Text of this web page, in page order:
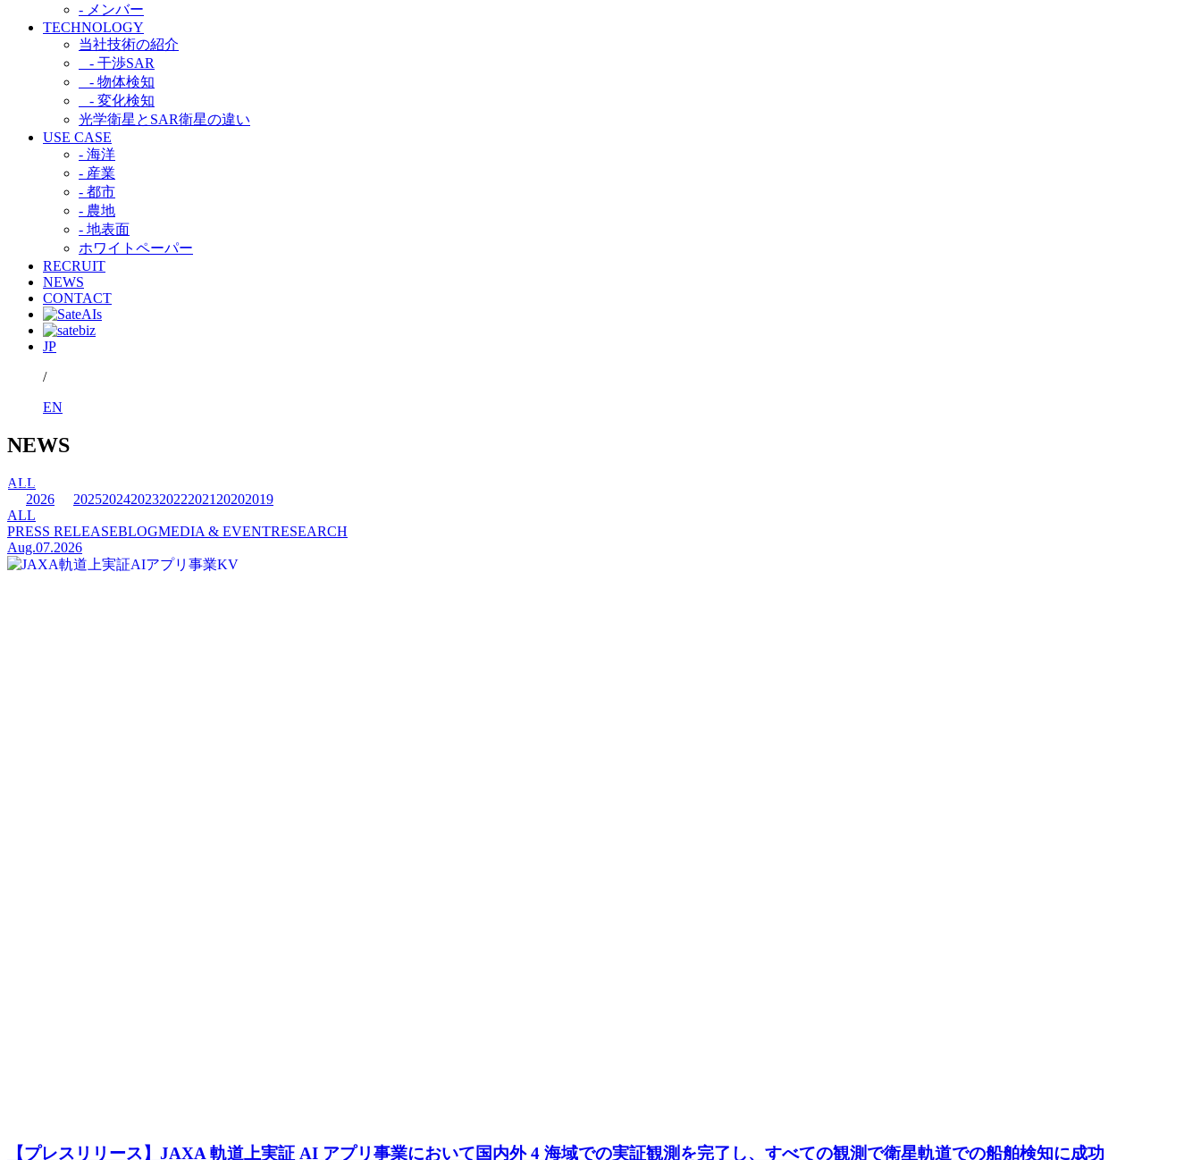
- メンバー
TECHNOLOGY
当社技術の紹介​
- 干渉SAR​
- 物体検知​
- 変化検知​
光学衛星とSAR衛星の違い​
USE CASE
- 海洋
- 産業
- 都市​
- 農地
- 地表面
ホワイトペーパー
RECRUIT
NEWS
CONTACT
JP
/
EN
NEWS
ALL
2026
20252024202320222021 20202019
ALL
PRESS RELEASEBLOGMEDIA & EVENTRESEARCH
Aug.07.2026
【プレスリリース】JAXA 軌道上実証 AI アプリ事業において国内外 4 海域での実証観測を完了し、すべての観測で衛星軌道での船舶検知に成功